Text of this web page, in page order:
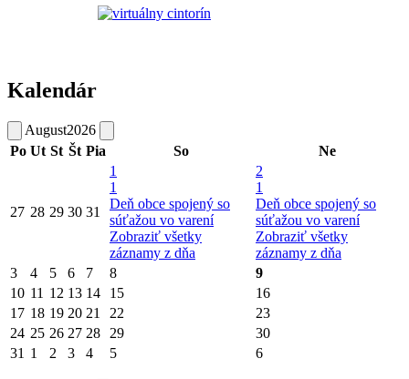
Kalendár
August2026
Po Ut St Št Pia So Ne
27 28 29 30 31
1
1
Deň obce spojený so
súťažou vo varení
Zobraziť všetky
záznamy z dňa
2
1
Deň obce spojený so
súťažou vo varení
Zobraziť všetky
záznamy z dňa
3
4 5 6 7 8
9
10 11 12 13 14 15
16
17 18 19 20 21 22
23
24 25 26 27 28 29
30
31 1 2 3 4 5 6